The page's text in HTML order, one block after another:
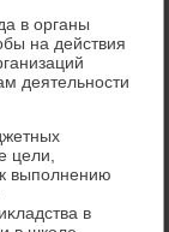
в органы
на действия
деятельности
цели,
выполнению
в